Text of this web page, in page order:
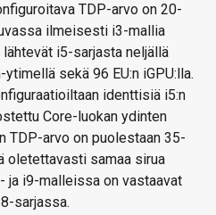
TDP-arvo on 20-
ilmeisesti i3-mallia
i5-sarjasta neljällä
sekä 96 EU:n iGPU:lla.
identtisiä i5:n
Core-luokan ydinten
TDP-arvo on puolestaan 35-
oletettavasti samaa sirua
ja i9-malleissa on vastaavat
sarjassa.